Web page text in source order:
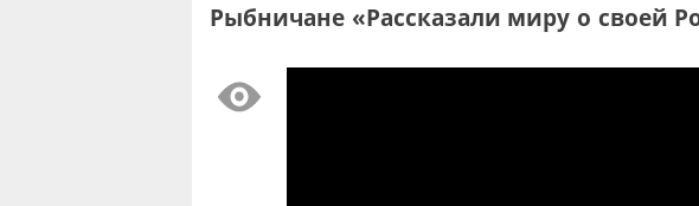
Рыбничане «Рассказали миру о своей